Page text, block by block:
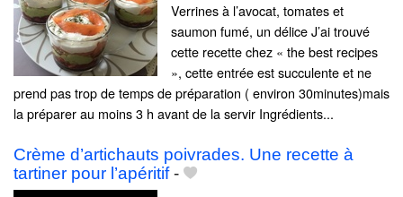
Verrines à l’avocat, tomates et
saumon fumé, un délice J’ai trouvé
cette recette chez « the best recipes
», cette entrée est succulente et ne
prend pas trop de temps de préparation ( environ 30minutes)mais
la préparer au moins 3 h avant de la servir Ingrédients...
Crème d’artichauts poivrades. Une recette à
tartiner pour l’apéritif-